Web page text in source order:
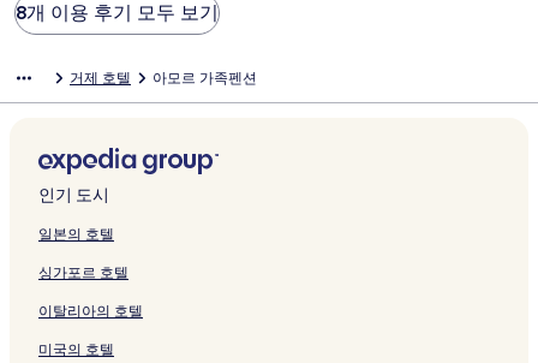
8개 이용 후기 모두 보기
거제 호텔 아모르 가족펜션
인기 도시
일본의 호텔
싱가포르 호텔
이탈리아의 호텔
미국의 호텔